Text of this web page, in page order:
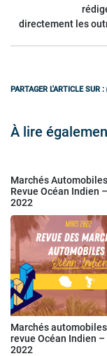
directement les
PARTAGER L'ARTICLE SUR :
À lire
Marchés
Revue Océan Indien
2022
Marchés
revue Océan Indien –
2022